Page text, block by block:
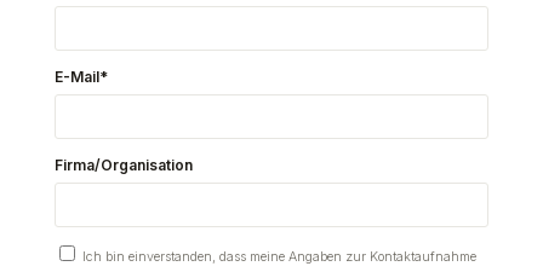
E-Mail*
Firma/Organisation
Ich bin einverstanden, dass meine Angaben zur Kontaktaufnahme